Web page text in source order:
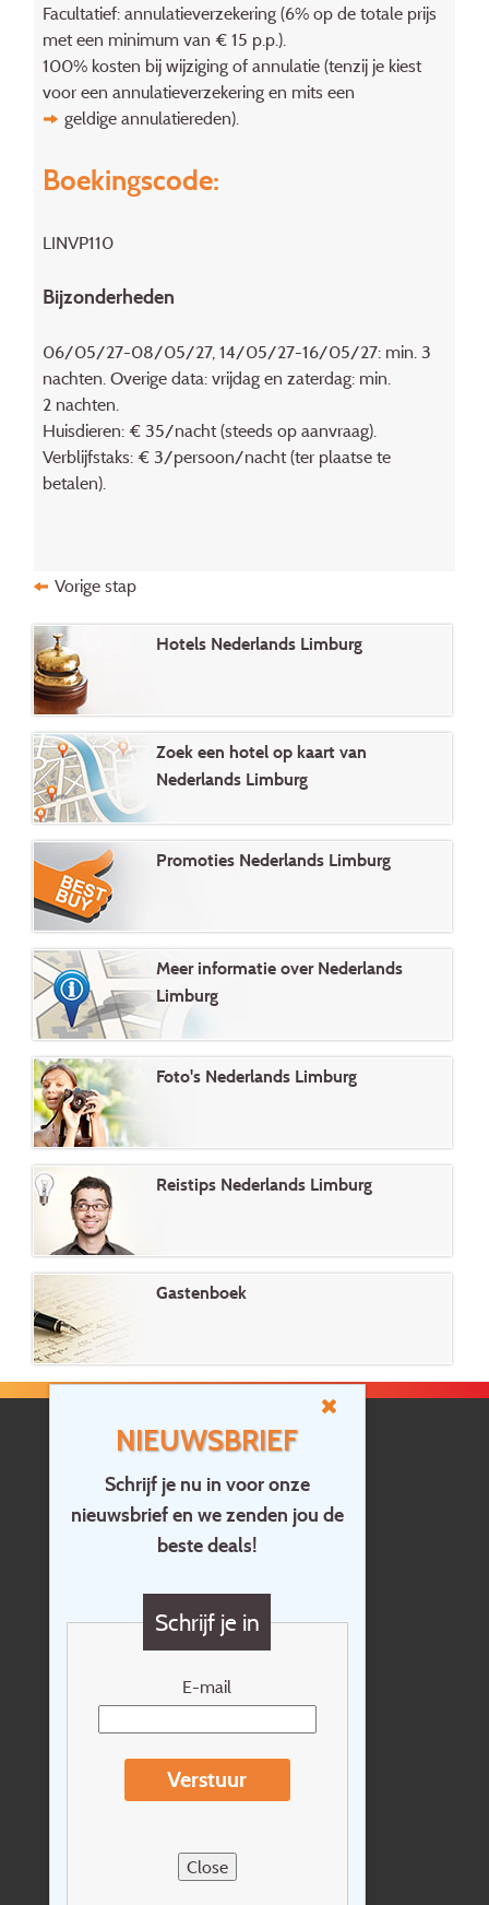
NIEUWSBRIEF
Schrijf je nu in voor onze
nieuwsbrief en we zenden jou de
beste deals!
Schrijf je in
E-mail
Verstuur
Close
Facultatief: annulatieverzekering (6% op de totale prijs
met een minimum van € 15 p.p.).
100% kosten bij wijziging of annulatie (tenzij je kiest
voor een annulatieverzekering en mits een
geldige annulatiereden).
Boekingscode:
LINVP110
Bijzonderheden
06/05/27-08/05/27, 14/05/27-16/05/27: min. 3
nachten. Overige data: vrijdag en zaterdag: min.
2 nachten.
Huisdieren: € 35/nacht (steeds op aanvraag).
Verblijfstaks: € 3/persoon/nacht (ter plaatse te
betalen).
Vorige stap
Hotels Nederlands Limburg
Zoek een hotel op kaart van
Nederlands Limburg
Promoties Nederlands Limburg
Meer informatie over Nederlands
Limburg
Foto's Nederlands Limburg
Reistips Nederlands Limburg
Gastenboek
Home
Contact
Vragen?
Cadeaubon
Nieuwsbrief
Reisvoorwaarden
Sitemap